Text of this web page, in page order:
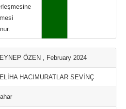
ÖZEN , February 2024
HACIMURATLAR SEVİNÇ